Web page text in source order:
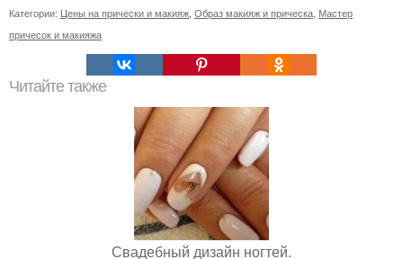
Категории: Цены на прически и макияж, Образ макияж и прическа, Мастер
причесок и макияжа
Читайте также
Свадебный дизайн ногтей.